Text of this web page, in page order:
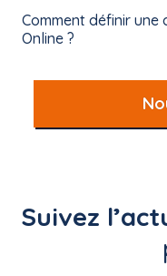
Comment définir une
Online ?
Suivez